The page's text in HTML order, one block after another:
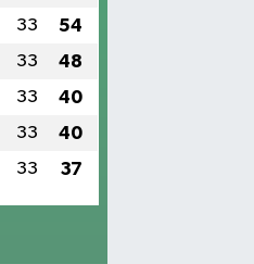
33 54
33 48
33 40
33 40
33 37